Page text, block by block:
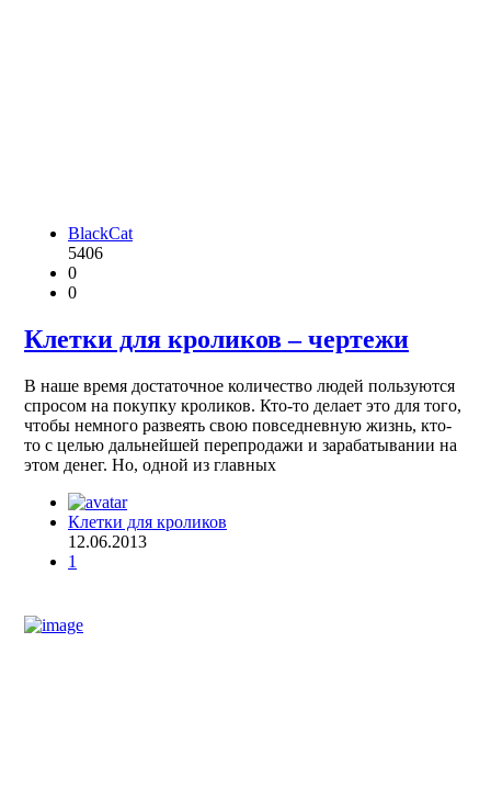
BlackCat
5406
0
0
Клетки для кроликов – чертежи
В наше время достаточное количество людей пользуются
спросом на покупку кроликов. Кто-то делает это для того,
чтобы немного развеять свою повседневную жизнь, кто-
то с целью дальнейшей перепродажи и зарабатывании на
этом денег. Но, одной из главных
Клетки для кроликов
12.06.2013
1